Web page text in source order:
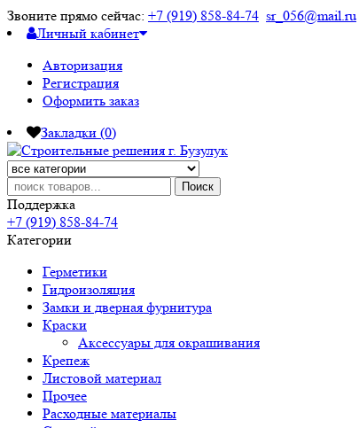
Звоните прямо сейчас: +7 (919) 858-84-74 sr_056@mail.ru
Личный кабинет
Авторизация
Регистрация
Оформить заказ
Закладки (0)
Поиск
Поддержка
+7 (919) 858-84-74
Категории
Герметики
Гидроизоляция
Замки и дверная фурнитура
Краски
Аксессуары для окрашивания
Крепеж
Листовой материал
Прочее
Расходные материалы